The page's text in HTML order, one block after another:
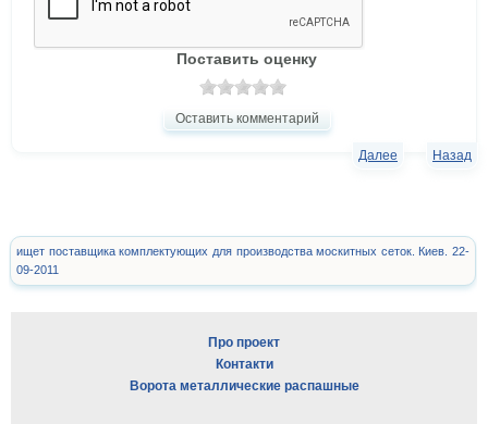
Поставить оценку
Оставить комментарий
Назад
Далее
ищет поставщика комплектующих для производства москитных сеток. Киев. 22-
09-2011
Про проект
Контакти
Ворота металлические распашные